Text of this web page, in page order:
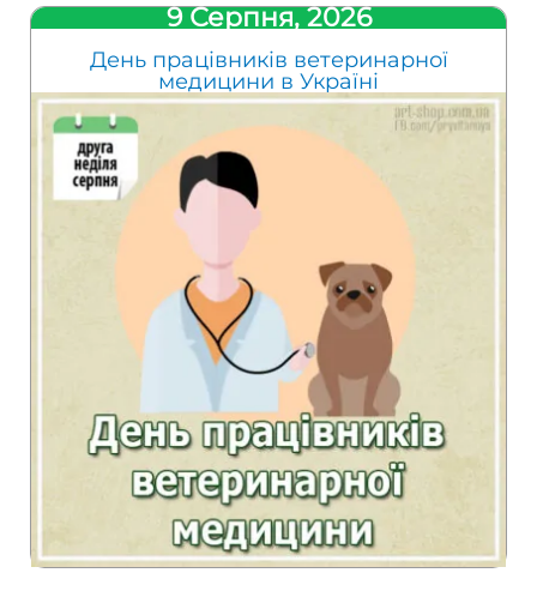
9 Серпня, 2026
День працівників ветеринарної
медицини в Україні